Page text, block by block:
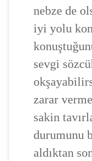
nebze de
iyi yolu
sevgi
zarar
sakin
durumunu
aldıktan